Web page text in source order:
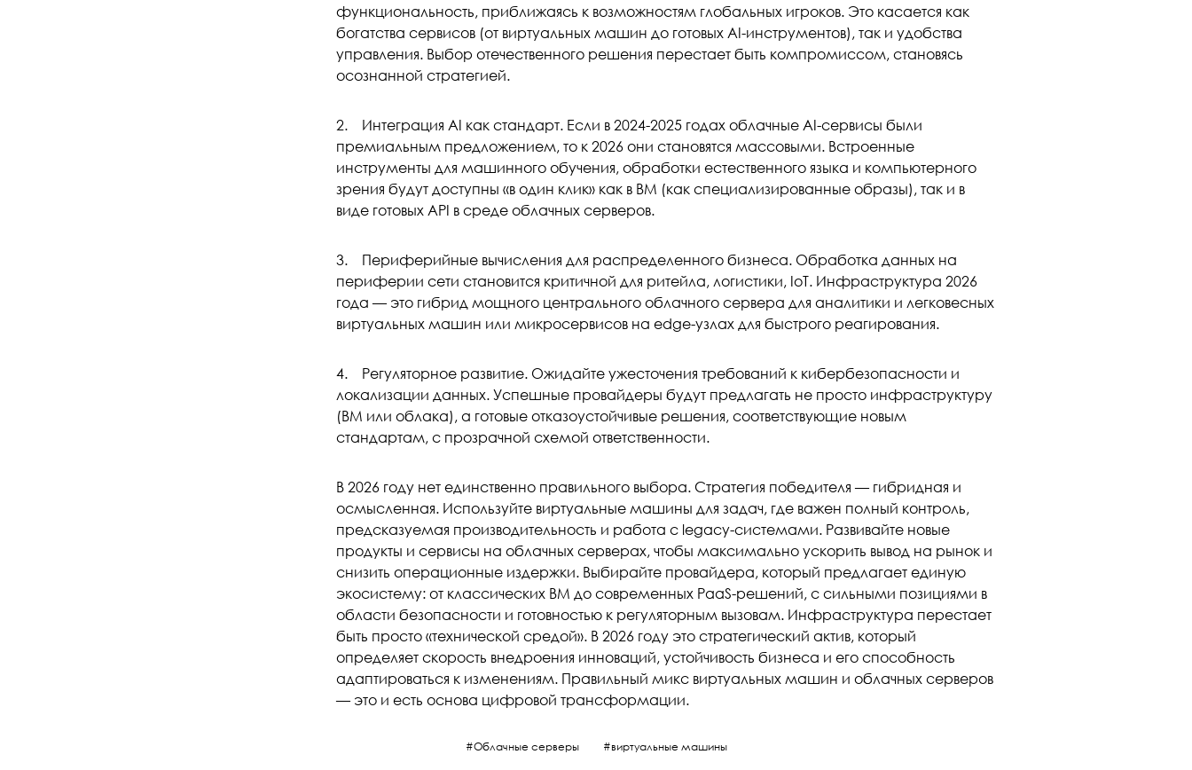
функциональность, приближаясь к возможностям глобальных игроков. Это касается как
богатства сервисов (от виртуальных машин до готовых AI-инструментов), так и удобства
управления. Выбор отечественного решения перестает быть компромиссом, становясь
осознанной стратегией.
2. Интеграция AI как стандарт. Если в 2024-2025 годах облачные AI-сервисы были
премиальным предложением, то к 2026 они становятся массовыми. Встроенные
инструменты для машинного обучения, обработки естественного языка и компьютерного
зрения будут доступны «в один клик» как в ВМ (как специализированные образы), так и в
виде готовых API в среде облачных серверов.
3. Периферийные вычисления для распределенного бизнеса. Обработка данных на
периферии сети становится критичной для ритейла, логистики, IoT. Инфраструктура 2026
года — это гибрид мощного центрального облачного сервера для аналитики и легковесных
виртуальных машин или микросервисов на edge-узлах для быстрого реагирования.
4. Регуляторное развитие. Ожидайте ужесточения требований к кибербезопасности и
локализации данных. Успешные провайдеры будут предлагать не просто инфраструктуру
(ВМ или облака), а готовые отказоустойчивые решения, соответствующие новым
стандартам, с прозрачной схемой ответственности.
В 2026 году нет единственно правильного выбора. Стратегия победителя — гибридная и
осмысленная. Используйте виртуальные машины для задач, где важен полный контроль,
предсказуемая производительность и работа с legacy-системами. Развивайте новые
продукты и сервисы на облачных серверах, чтобы максимально ускорить вывод на рынок и
снизить операционные издержки. Выбирайте провайдера, который предлагает единую
экосистему: от классических ВМ до современных PaaS-решений, с сильными позициями в
области безопасности и готовностью к регуляторным вызовам. Инфраструктура перестает
быть просто «технической средой». В 2026 году это стратегический актив, который
определяет скорость внедроения инноваций, устойчивость бизнеса и его способность
адаптироваться к изменениям. Правильный микс виртуальных машин и облачных серверов
— это и есть основа цифровой трансформации.
Облачные серверы виртуальные машины